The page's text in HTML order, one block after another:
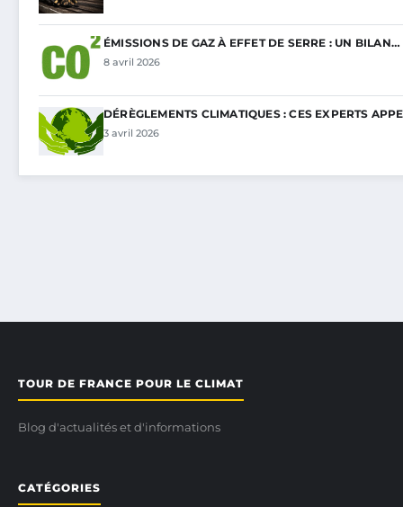
ÉMISSIONS DE GAZ À EFFET DE SERRE : UN BILAN…
8 avril 2026
DÉRÈGLEMENTS CLIMATIQUES : CES EXPERTS
3 avril 2026
TOUR DE FRANCE POUR LE CLIMAT
Blog d'actualités et d'informations
CATÉGORIES